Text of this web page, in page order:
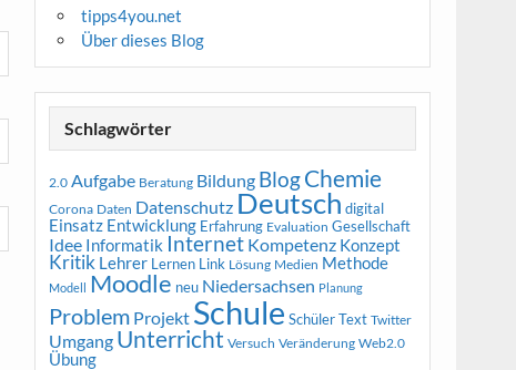
tipps4you.net
Über dieses Blog
Schlagwörter
2.0 Aufgabe Beratung Bildung BlogChemie
Corona Daten Datenschutz Deutsch digital
Einsatz Entwicklung Erfahrung Evaluation Gesellschaft
Idee Informatik Internet Kompetenz Konzept
Kritik Lehrer Lernen Link Lösung Medien Methode
Modell Moodle neu Niedersachsen Planung
Problem Projekt Schule Schüler Text Twitter
Umgang Unterricht Versuch Veränderung Web2.0
Übung